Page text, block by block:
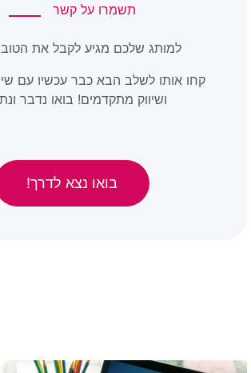
תשמרו על קשר
למותג שלכם מגיע לקבל את הטוב
קחו אותו לשלב הבא כבר עכשיו עם
ושיווק מתקדמים! בואו נדבר
בואו נצא לדרך!